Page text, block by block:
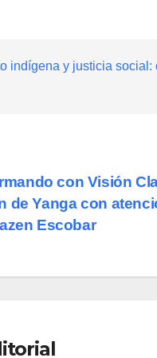
indígena y justicia
con Visión
de Yanga con
Escobar